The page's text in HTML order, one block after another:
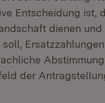
Entscheidung ist,
dienen
in neuem Fenster)
der